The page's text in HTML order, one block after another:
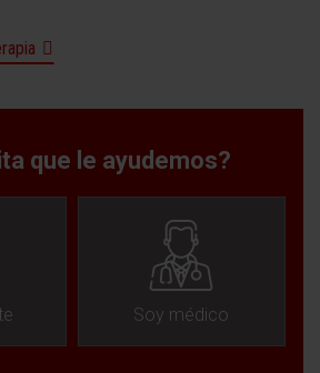
que le ayudemos?
Soy médico